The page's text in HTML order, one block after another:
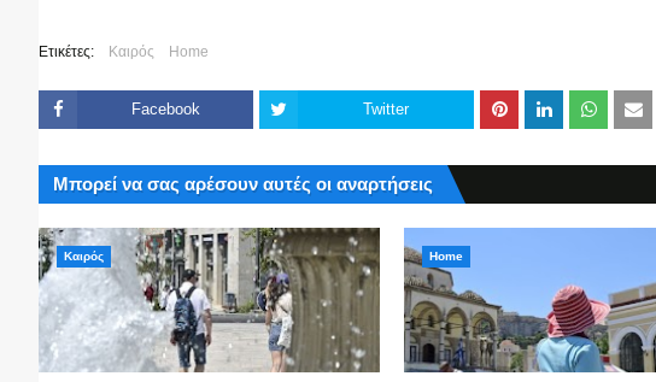
Ετικέτες: Καιρός Home
Facebook Twitter
Μπορεί να σας αρέσουν αυτές οι αναρτήσεις
Καιρός Home